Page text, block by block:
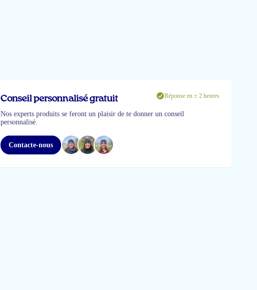
Conseil personnalisé gratuit Réponse en ± 2 heures
Nos experts produits se feront un plaisir de te donner un conseil
personnalisé.
Contacte-nous